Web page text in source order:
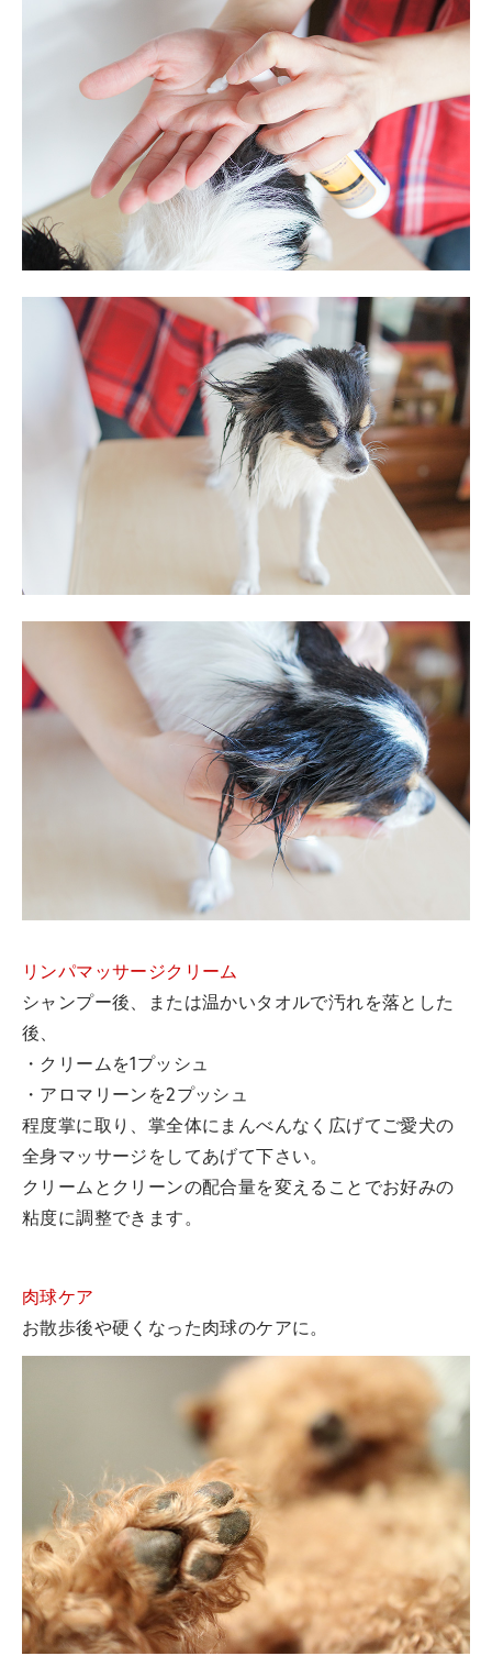
リンパマッサージクリーム
シャンプー後、または温かいタオルで汚れを落とした
後、
・クリームを1プッシュ
・アロマリーンを2プッシュ
程度掌に取り、掌全体にまんべんなく広げてご愛犬の
全身マッサージをしてあげて下さい。
クリームとクリーンの配合量を変えることでお好みの
粘度に調整できます。
肉球ケア
お散歩後や硬くなった肉球のケアに。